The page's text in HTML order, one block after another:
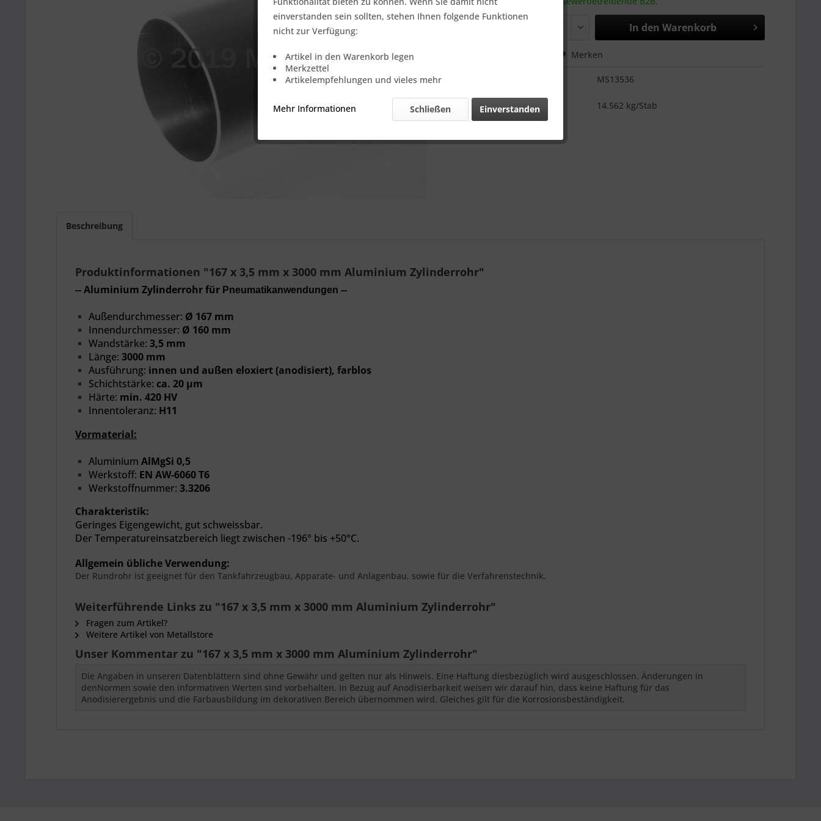
In den Warenkorb
Merken
MS13536
Gewicht::
14.562 kg/Stab
Beschreibung
Produktinformationen "167 x 3,5 mm x 3000 mm Aluminium Zylinderrohr"
-- Aluminium Zylinderrohr für Pneumatikanwendungen --
Außendurchmesser: Ø 167 mm
Innendurchmesser: Ø 160 mm
Wandstärke: 3,5 mm
Länge: 3000 mm
Ausführung: innen und außen eloxiert (anodisiert), farblos
Schichtstärke: ca. 20 µm
Härte: min. 420 HV
Innentoleranz: H11
Vormaterial:
Aluminium AlMgSi 0,5
Werkstoff: EN AW-6060 T6
Werkstoffnummer: 3.3206
Charakteristik:
Geringes Eigengewicht, gut schweissbar.
DerTemperatureinsatzbereich liegt zwischen -196° bis +50°C.
Allgemein übliche Verwendung:
Der Rundrohr ist geeignet für den Tankfahrzeugbau, Apparate- und Anlagenbau, sowie für die Verfahrenstechnik.
Weiterführende Links zu "167 x 3,5 mm x 3000 mm Aluminium Zylinderrohr"
Fragen zum Artikel?
Weitere Artikel von Metallstore
Unser Kommentar zu "167 x 3,5 mm x 3000 mm Aluminium Zylinderrohr"
Die Angaben in unseren Datenblättern sind ohne Gewähr und gelten nur als Hinweis. Eine Haftung diesbezüglich wird ausgeschlossen. Änderungen in
denNormen sowie den informativen Werten sind vorbehalten. In Bezug auf Anodisierbarkeit weisen wir darauf hin, dass keine Haftung für das
Anodisierergebnis und die Farbausbildung im dekorativen Bereich übernommen wird. Gleiches gilt für die Korrosionsbeständigkeit.
einverstanden sein sollten, stehen Ihnen folgende Funktionen
nicht zur Verfügung:
Artikel in den Warenkorb legen
Merkzettel
Artikelempfehlungen und vieles mehr
Mehr Informationen Einverstanden
Schließen